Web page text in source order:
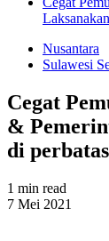
Nusantara
Sulawesi
Cegat
&
di
1 min read
7 Mei 2021